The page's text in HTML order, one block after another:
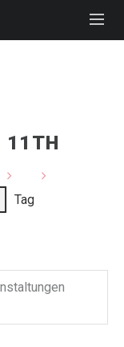
11TH
Tag